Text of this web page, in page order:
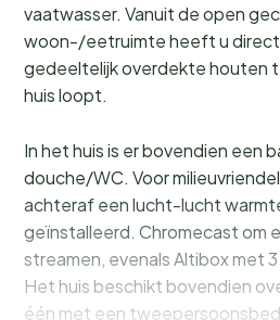
vaatwasser. Vanuit de open
woon-/eetruimte heeft u
gedeeltelijk overdekte houten
huis loopt.
In het huis is er bovendien een
douche/WC. Voor
achteraf een lucht-lucht
geïnstalleerd. Chromecast om
streamen, evenals Altibox met
Het huis beschikt bovendien
één met een